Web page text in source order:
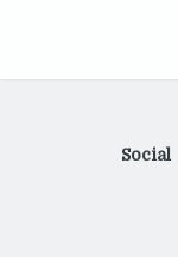
Social